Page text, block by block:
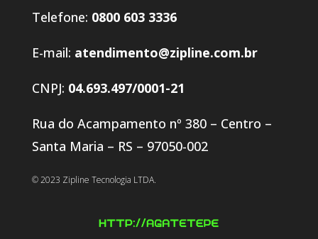
Telefone: 0800 603 3336
E-mail: atendimento@zipline.com.br
CNPJ: 04.693.497/0001-21
Rua do Acampamento nº 380 – Centro –
Santa Maria – RS – 97050-002
© 2023 Zipline Tecnologia LTDA.